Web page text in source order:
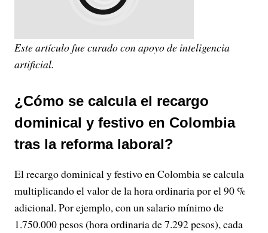
Este artículo fue curado con apoyo de inteligencia
artificial.
¿Cómo se calcula el recargo
dominical y festivo en Colombia
tras la reforma laboral?
El recargo dominical y festivo en Colombia se calcula
multiplicando el valor de la hora ordinaria por el 90 %
adicional. Por ejemplo, con un salario mínimo de
1.750.000 pesos (hora ordinaria de 7.292 pesos), cada